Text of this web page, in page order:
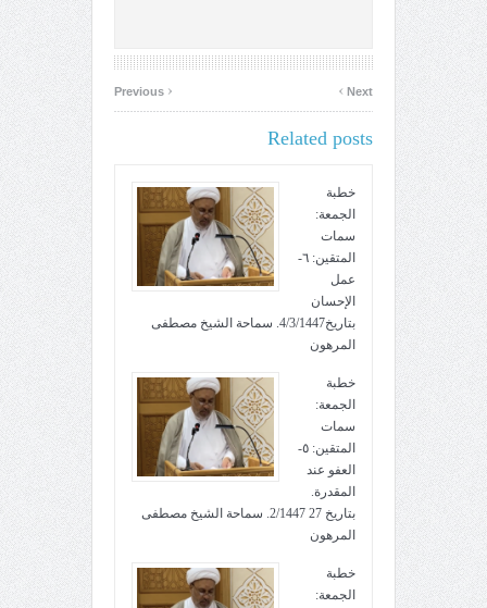
‹ Next
›
Related posts
خطبة
الجمعة:
سمات
المتقين: ٦-
عمل
الإحسان
بتاريخ4/3/1447. سماحة الشيخ مصطفى
المرهون
خطبة
الجمعة:
سمات
المتقين: ٥-
العفو عند
المقدرة.
بتاريخ 27 2/1447. سماحة الشيخ مصطفى
المرهون
خطبة
الجمعة: